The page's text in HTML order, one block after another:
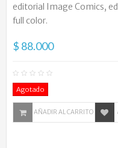
editorial Image Comics,
full color.
$ 88.000
Agotado
AÑADIR AL CARRITO